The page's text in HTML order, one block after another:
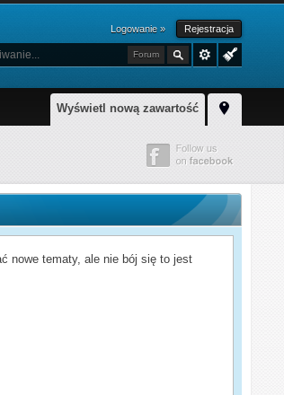
Logowanie » Rejestracja
Forum
Wyświetl nową zawartość
nowe tematy, ale nie bój się to jest